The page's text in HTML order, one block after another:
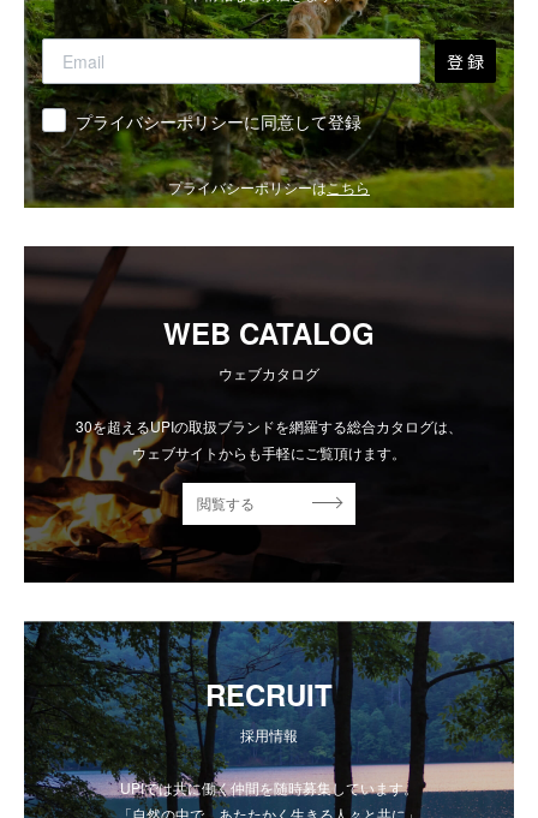
登 録
同意 プライバシーポリシーに同意して登録
プライバシーポリシーはこちら
WEB CATALOG
ウェブカタログ
30を超えるUPIの取扱ブランドを網羅する総合カタログは、
ウェブサイトからも手軽にご覧頂けます。
閲覧する
RECRUIT
採用情報
UPIでは共に働く仲間を随時募集しています。
「自然の中で、あたたかく生きる人々と共に」